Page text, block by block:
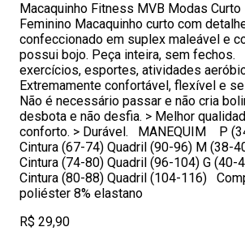
Macaquinho Fitness MVB Modas
Feminino Macaquinho curto com
confeccionado em suplex maleável e
possui bojo. Peça inteira, sem fechos.
exercícios, esportes, atividades
Extremamente confortável, flexível e
Não é necessário passar e não cria
desbota e não desfia. > Melhor
conforto. > Durável. MANEQUIM P
Cintura (67-74) Quadril (90-96) M (38-
Cintura (74-80) Quadril (96-104) G (40-
Cintura (80-88) Quadril (104-116)
poliéster 8% elastano
R$ 29,90